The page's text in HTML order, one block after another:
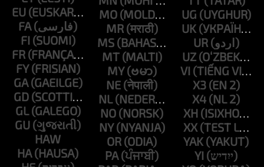
EU
FA
FI
FR
FY
GA
GD
GL
GU
HAW
HA
MO
MR
MS
MT
MY
NE
NL
NO
NY
OR
PA
UG
UK
UR
UZ
VI
X3
X4
XH
XX
YAK
YI